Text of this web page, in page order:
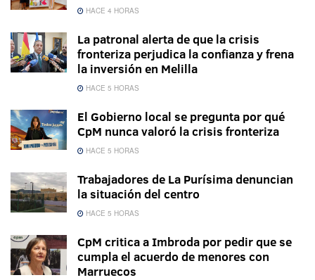
HACE 4 HORAS
La patronal alerta de que la crisis
fronteriza perjudica la confianza y frena
la inversión en Melilla
HACE 5 HORAS
El Gobierno local se pregunta por qué
CpM nunca valoró la crisis fronteriza
HACE 5 HORAS
Trabajadores de La Purísima denuncian
la situación del centro
HACE 5 HORAS
CpM critica a Imbroda por pedir que se
cumpla el acuerdo de menores con
Marruecos